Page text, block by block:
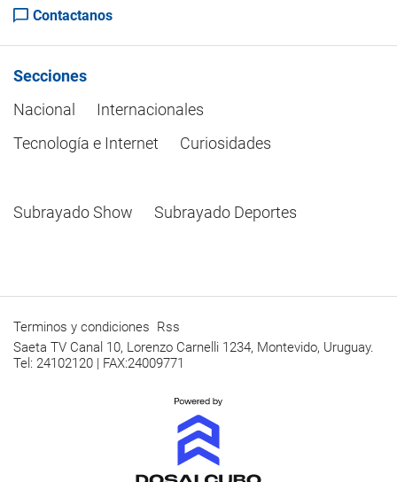
Contactanos
Secciones
Nacional
Internacionales
Tecnología e Internet
Curiosidades
Subrayado Show Subrayado Deportes
Terminos y condiciones Rss
Saeta TV Canal 10, Lorenzo Carnelli 1234, Montevido, Uruguay.
Tel: 24102120 | FAX:24009771